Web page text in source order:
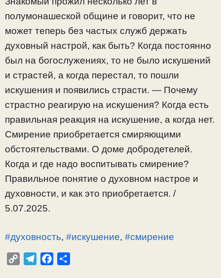
полумонашеской общине и говорит, что не
может теперь без частых служб держать
духовный настрой, как быть? Когда постоянно
был на богослужениях, то не было искушений
и страстей, а когда перестал, то пошли
искушения и появились страсти. — Почему
страстно реагирую на искушения? Когда есть
правильная реакция на искушение, а когда нет.
Смирение приобретается смиряющими
обстоятельствами. О доме добродетелей.
Когда и где надо воспитывать смирение?
Правильное понятие о духовном настрое и
духовности, и как это приобретается. /
5.07.2025.
#духовность, #искушение, #смирение